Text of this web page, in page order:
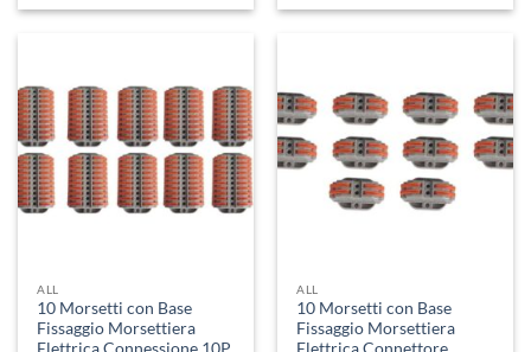
ALL
10 Morsetti con Base
Fissaggio Morsettiera
ALL
10 Morsetti con Base
Fissaggio Morsettiera